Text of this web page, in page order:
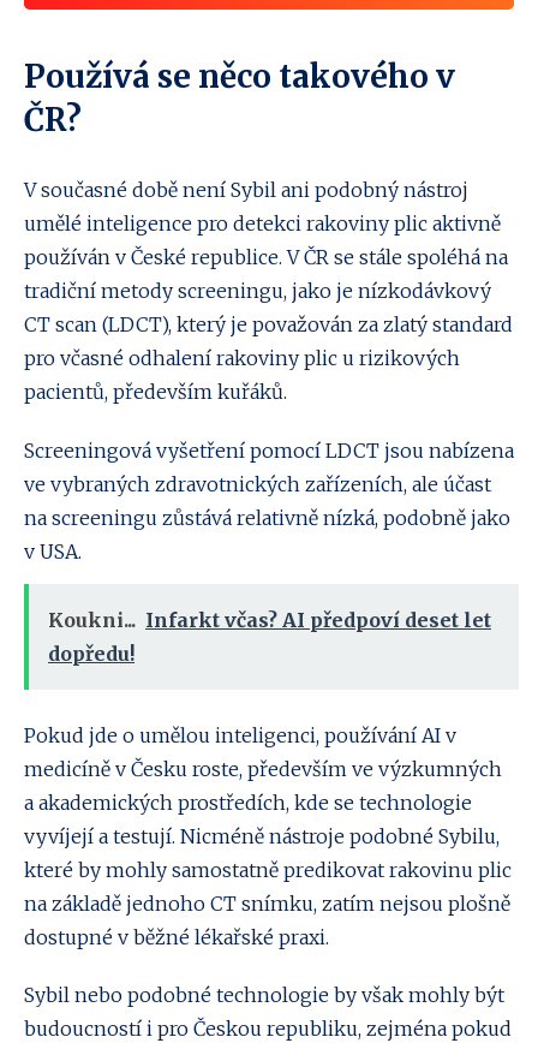
Používá se něco takového v
ČR?
V současné době není Sybil ani podobný nástroj
umělé inteligence pro detekci rakoviny plic aktivně
používán v České republice. V ČR se stále spoléhá na
tradiční metody screeningu, jako je nízkodávkový
CT scan (LDCT), který je považován za zlatý standard
pro včasné odhalení rakoviny plic u rizikových
pacientů, především kuřáků.
Screeningová vyšetření pomocí LDCT jsou nabízena
ve vybraných zdravotnických zařízeních, ale účast
na screeningu zůstává relativně nízká, podobně jako
v USA.
Koukni... Infarkt včas? AI předpoví deset let
dopředu!
Pokud jde o umělou inteligenci, používání AI v
medicíně v Česku roste, především ve výzkumných
a akademických prostředích, kde se technologie
vyvíjejí a testují. Nicméně nástroje podobné Sybilu,
které by mohly samostatně predikovat rakovinu plic
na základě jednoho CT snímku, zatím nejsou plošně
dostupné v běžné lékařské praxi.
Sybil nebo podobné technologie by však mohly být
budoucností i pro Českou republiku, zejména pokud